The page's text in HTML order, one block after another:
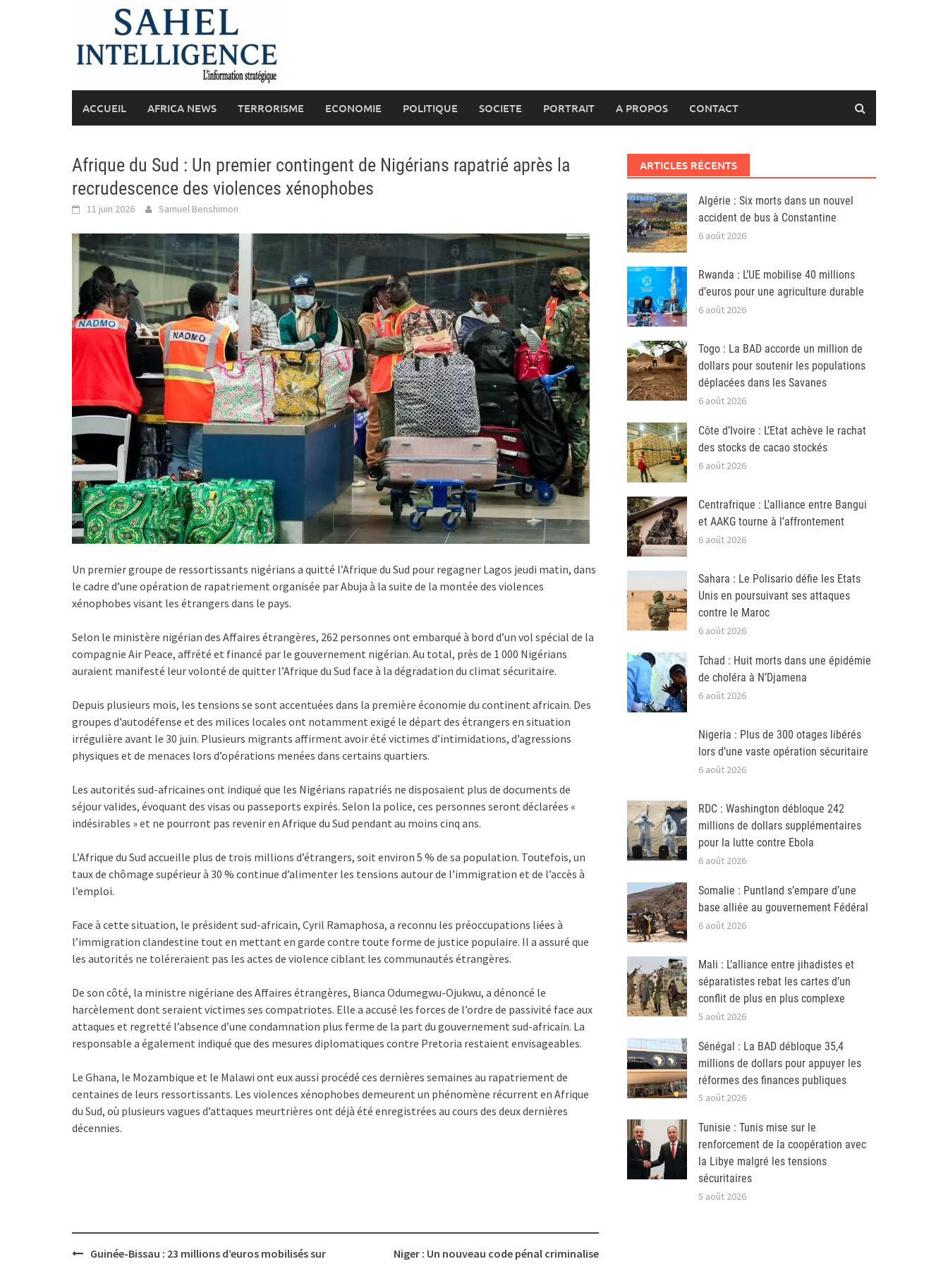
ACCUEIL AFRICA NEWS TERRORISME ECONOMIE POLITIQUE SOCIETE PORTRAIT A PROPOS CONTACT
Afrique du Sud : Un premier contingent de Nigérians rapatrié après la
recrudescence des violences xénophobes
11 juin 2026 Samuel Benshimon
Un premier groupe de ressortissants nigérians a quitté l’Afrique du Sud pour regagner Lagos jeudi matin, dans
le cadre d’une opération de rapatriement organisée par Abuja à la suite de la montée des violences
xénophobes visant les étrangers dans le pays.
Selon le ministère nigérian des Affaires étrangères, 262 personnes ont embarqué à bord d’un vol spécial de la
compagnie Air Peace, affrété et financé par le gouvernement nigérian. Au total, près de 1 000 Nigérians
auraient manifesté leur volonté de quitter l’Afrique du Sud face à la dégradation du climat sécuritaire.
Depuis plusieurs mois, les tensions se sont accentuées dans la première économie du continent africain. Des
groupes d’autodéfense et des milices locales ont notamment exigé le départ des étrangers en situation
irrégulière avant le 30 juin. Plusieurs migrants affirment avoir été victimes d’intimidations, d’agressions
physiques et de menaces lors d’opérations menées dans certains quartiers.
Les autorités sud-africaines ont indiqué que les Nigérians rapatriés ne disposaient plus de documents de
séjour valides, évoquant des visas ou passeports expirés. Selon la police, ces personnes seront déclarées «
indésirables » et ne pourront pas revenir en Afrique du Sud pendant au moins cinq ans.
L’Afrique du Sud accueille plus de trois millions d’étrangers, soit environ 5 % de sa population. Toutefois, un
taux de chômage supérieur à 30 % continue d’alimenter les tensions autour de l’immigration et de l’accès à
l’emploi.
Face à cette situation, le président sud-africain, Cyril Ramaphosa, a reconnu les préoccupations liées à
l’immigration clandestine tout en mettant en garde contre toute forme de justice populaire. Il a assuré que
les autorités ne toléreraient pas les actes de violence ciblant les communautés étrangères.
De son côté, la ministre nigériane des Affaires étrangères, Bianca Odumegwu-Ojukwu, a dénoncé le
harcèlement dont seraient victimes ses compatriotes. Elle a accusé les forces de l’ordre de passivité face aux
attaques et regretté l’absence d’une condamnation plus ferme de la part du gouvernement sud-africain. La
responsable a également indiqué que des mesures diplomatiques contre Pretoria restaient envisageables.
Le Ghana, le Mozambique et le Malawi ont eux aussi procédé ces dernières semaines au rapatriement de
centaines de leurs ressortissants. Les violences xénophobes demeurent un phénomène récurrent en Afrique
du Sud, où plusieurs vagues d’attaques meurtrières ont déjà été enregistrées au cours des deux dernières
décennies.
PostGuinée-Bissau : 23 millions d’euros mobilisés sur
Niger : Un nouveau code pénal criminalise
ARTICLES RÉCENTS
Algérie : Six morts dans un nouvel
accident de bus à Constantine
6 août 2026
Rwanda : L’UE mobilise 40 millions
d’euros pour une agriculture durable
6 août 2026
Togo : La BAD accorde un million de
dollars pour soutenir les populations
déplacées dans les Savanes
6 août 2026
Côte d’Ivoire : L’Etat achève le rachat
des stocks de cacao stockés
6 août 2026
Centrafrique : L’alliance entre Bangui
et AAKG tourne à l’affrontement
6 août 2026
Sahara : Le Polisario défie les Etats
Unis en poursuivant ses attaques
contre le Maroc
6 août 2026
Tchad : Huit morts dans une épidémie
de choléra à N’Djamena
6 août 2026
Nigeria : Plus de 300 otages libérés
lors d’une vaste opération sécuritaire
6 août 2026
RDC : Washington débloque 242
millions de dollars supplémentaires
pour la lutte contre Ebola
6 août 2026
Somalie : Puntland s’empare d’une
base alliée au gouvernement Fédéral
6 août 2026
Mali : L’alliance entre jihadistes et
séparatistes rebat les cartes d’un
conflit de plus en plus complexe
5 août 2026
Sénégal : La BAD débloque 35,4
millions de dollars pour appuyer les
réformes des finances publiques
5 août 2026
Tunisie : Tunis mise sur le
renforcement de la coopération avec
la Libye malgré les tensions
sécuritaires
5 août 2026